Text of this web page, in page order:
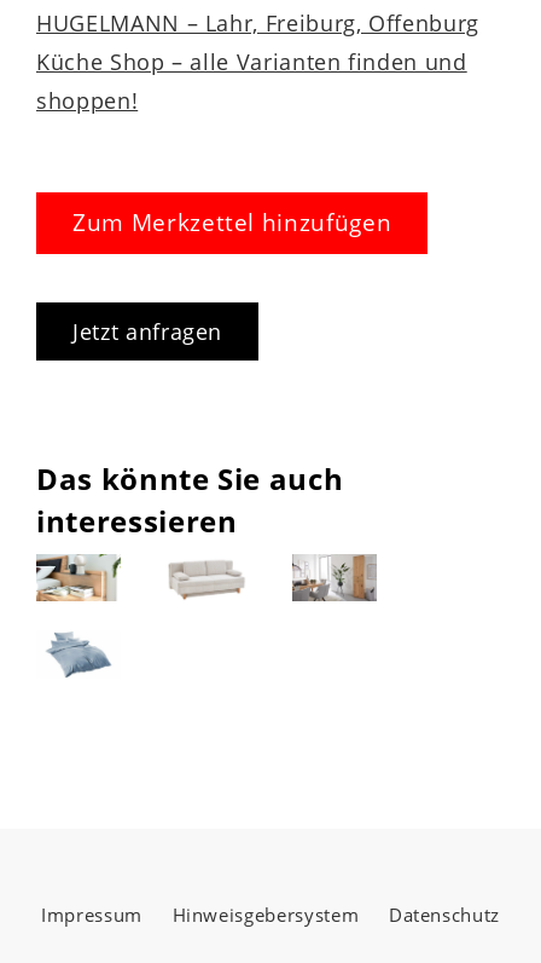
HUGELMANN – Lahr, Freiburg, Offenburg
Küche Shop – alle Varianten finden und
shoppen!
Zum Merkzettel hinzufügen
Jetzt anfragen
Das könnte Sie auch
interessieren
Impressum Hinweisgebersystem Datenschutz